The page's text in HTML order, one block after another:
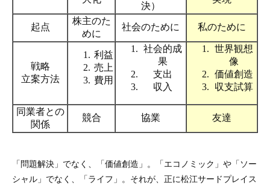
「問題解決」でなく、「価値創造」。「エコノミック」や「ソー
シャル」でなく、「ライフ」。それが、正に松江サードプレイス